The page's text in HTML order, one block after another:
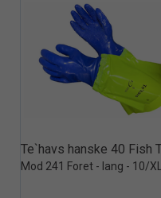
Quick View+